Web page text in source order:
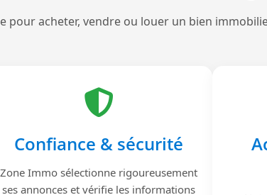
pour acheter, vendre ou louer un bien
Confiance & sécurité
Zone Immo sélectionne rigoureusement
ses annonces et vérifie les informations